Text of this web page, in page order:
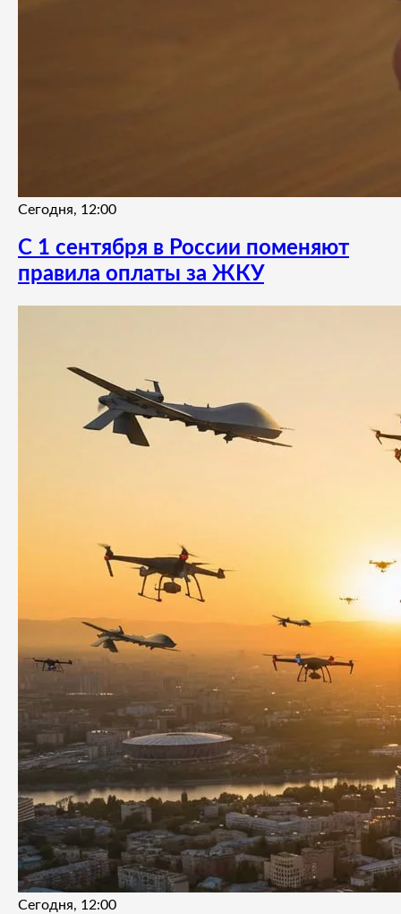
Сегодня, 12:00
С 1 сентября в России поменяют
правила оплаты за ЖКУ
Сегодня, 12:00